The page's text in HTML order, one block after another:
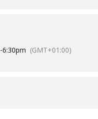
-6:30pm (GMT+01:00)